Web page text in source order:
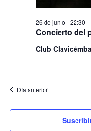
Concierto del
26 de junio - 22:30
Club
Día anterior